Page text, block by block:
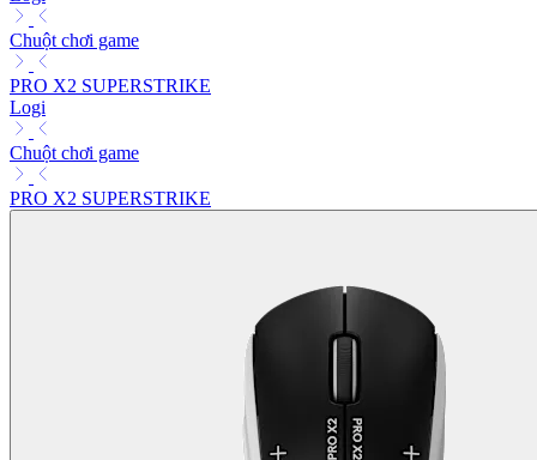
Chuột chơi game
PRO X2 SUPERSTRIKE
Logi
Chuột chơi game
PRO X2 SUPERSTRIKE